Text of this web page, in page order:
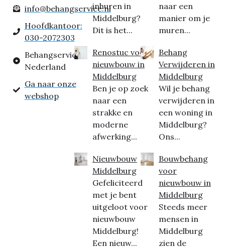
info@behangservice.nl
Hoofdkantoor:
030-2072303
Behangservice
Nederland
Ga naar onze
webshop
inhuren in
Middelburg?
Dit is het...
Renostuc voor
nieuwbouw in
Middelburg
Ben je op zoek
naar een
strakke en
moderne
afwerking...
Nieuwbouw
Middelburg
Gefeliciteerd
met je bent
uitgeloot voor
nieuwbouw
Middelburg!
Een nieuw...
naar een
manier om je
muren...
Behang
Verwijderen in
Middelburg
Wil je behang
verwijderen in
een woning in
Middelburg?
Ons...
Bouwbehang
voor
nieuwbouw in
Middelburg
Steeds meer
mensen in
Middelburg
zien de